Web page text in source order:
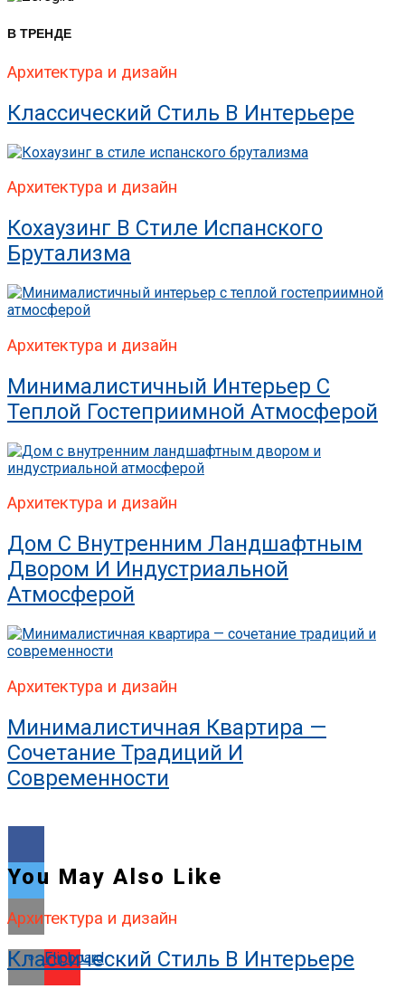
В ТРЕНДЕ
Архитектура и дизайн
Классический Стиль В Интерьере
Архитектура и дизайн
Кохаузинг В Стиле Испанского
Брутализма
Архитектура и дизайн
Минималистичный Интерьер С
Теплой Гостеприимной Атмосферой
Архитектура и дизайн
Дом С Внутренним Ландшафтным
Двором И Индустриальной
Атмосферой
Архитектура и дизайн
Минималистичная Квартира —
Сочетание Традиций И
Современности
Flipboard
You May Also Like
Архитектура и дизайн
Классический Стиль В Интерьере